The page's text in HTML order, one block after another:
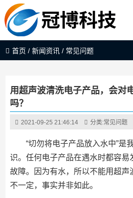
首页 /新闻资讯 / 常见问题
用超声波清洗电子产品，会对
吗？
2021-09-25 21:46:14 分类:常见问题
“切勿将电子产品放入水中”是
识。任何电子产品在遇水时都容易
故障。因为有水，所以不能用超声
不一定，事实并非如此。